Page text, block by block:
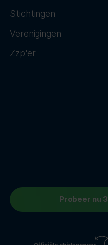
Stichtingen
Verenigingen
Zzp'er
Probeer nu